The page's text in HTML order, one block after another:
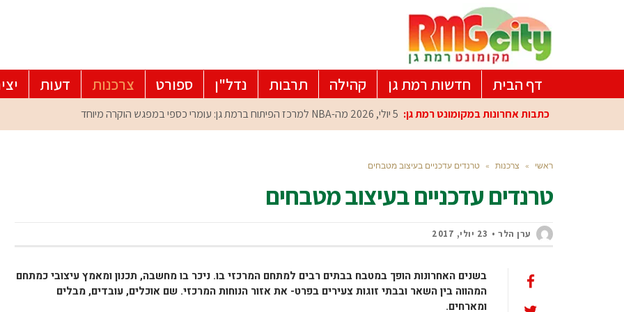
דף הבית חדשות רמת גן קהילה תרבות נדל"ן ספורט צרכנות דעות
כתבות אחרונות במקומונט רמת גן: 5 יולי, 2026 מה-NBA למרכז הפיתוח ברמת גן: עומרי כספי במפגש הוקרה מיוחד
ראשי » צרכנות » טרנדים עדכניים בעיצוב מטבחים
טרנדים עדכניים בעיצוב מטבחים
ערן הלר 23 יולי, 2017
בשנים האחרונות הופך במטבח בבתים רבים למתחם המרכזי בו. ניכר בו מחשבה, תכנון ומאמץ עיצובי כמתחם
המהווה בין השאר ובבתי זוגות צעירים בפרט- את אזור הנוחות המרכזי. שם אוכלים, עובדים, מבלים
ומארחים.